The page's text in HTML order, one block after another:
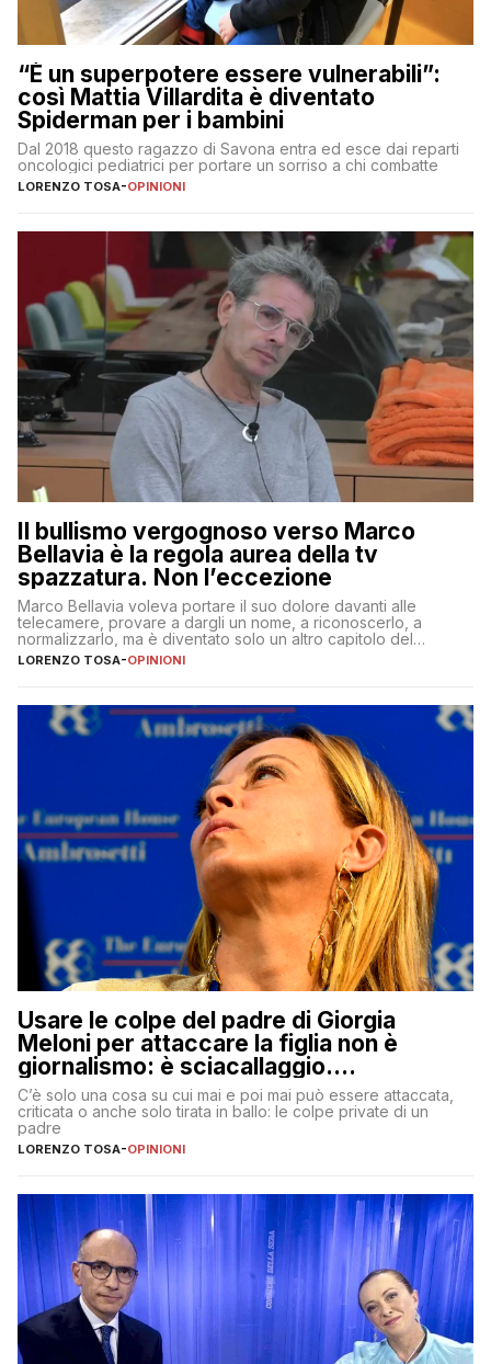
“È un superpotere essere vulnerabili”:
così Mattia Villardita è diventato
Spiderman per i bambini
Dal 2018 questo ragazzo di Savona entra ed esce dai reparti
oncologici pediatrici per portare un sorriso a chi combatte
LORENZO TOSA-OPINIONI
Il bullismo vergognoso verso Marco
Bellavia è la regola aurea della tv
spazzatura. Non l’eccezione
Marco Bellavia voleva portare il suo dolore davanti alle
telecamere, provare a dargli un nome, a riconoscerlo, a
normalizzarlo, ma è diventato solo un altro capitolo del
copione
LORENZO TOSA-OPINIONI
Usare le colpe del padre di Giorgia
Meloni per attaccare la figlia non è
giornalismo: è sciacallaggio.
Dimostriamo di essere diversi
C’è solo una cosa su cui mai e poi mai può essere attaccata,
criticata o anche solo tirata in ballo: le colpe private di un
padre
LORENZO TOSA-OPINIONI